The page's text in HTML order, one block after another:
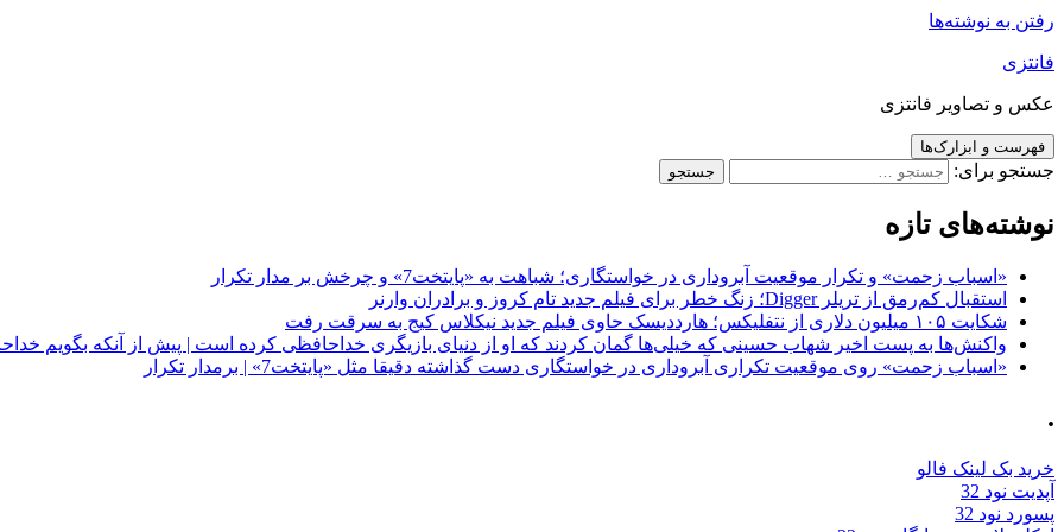
رفتن به نوشته‌ها
فانتزی
عکس و تصاویر فانتزی
فهرست و ابزارک‌ها
جستجو برای:
نوشته‌های تازه
«اسباب زحمت» و تکرار موقعیت آبروداری در خواستگاری؛ شباهت به «پایتخت7» و چرخش بر مدار تکرار
استقبال کم‌رمق از تریلر Digger؛ زنگ خطر برای فیلم جدید تام کروز و برادران وارنر
شکایت ۱۰۵ میلیون دلاری از نتفلیکس؛ هارددیسک حاوی فیلم جدید نیکلاس کیج به سرقت رفت
واکنش‌ها به پست اخیر شهاب حسینی که خیلی‌ها گمان کردند که او از دنیای بازیگری خداحافظی کرده است | پیش از آنکه بگویم
«اسباب زحمت» روی موقعیت تکراری آبروداری در خواستگاری دست گذاشته دقیقا مثل «پایتخت7» | برمدار تکرار
.
خرید بک لینک فالو
آپدیت نود 32
پسورد نود 32